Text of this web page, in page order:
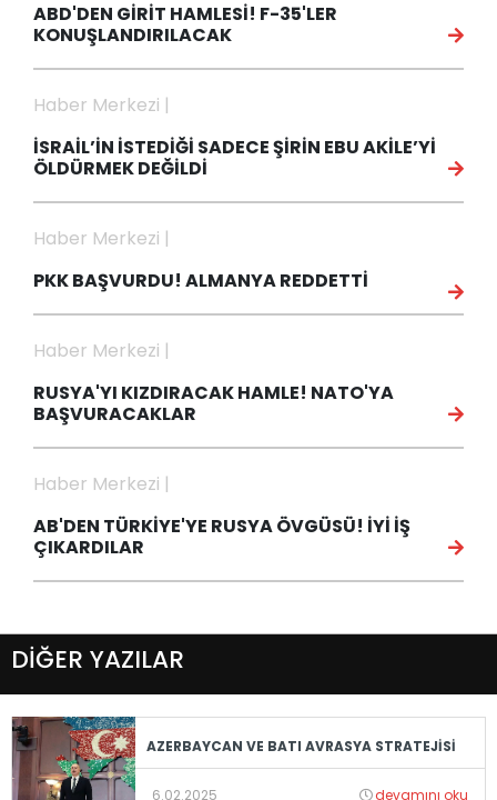
ABD'DEN GİRİT HAMLESİ! F-35'LER
KONUŞLANDIRILACAK
Haber Merkezi |
İSRAİL’İN İSTEDİĞİ SADECE ŞİRİN EBU AKİLE’Yİ
ÖLDÜRMEK DEĞİLDİ
Haber Merkezi |
PKK BAŞVURDU! ALMANYA REDDETTİ
Haber Merkezi |
RUSYA'YI KIZDIRACAK HAMLE! NATO'YA
BAŞVURACAKLAR
Haber Merkezi |
AB'DEN TÜRKİYE'YE RUSYA ÖVGÜSÜ! İYİ İŞ
ÇIKARDILAR
DİĞER YAZILAR
AZERBAYCAN VE BATI AVRASYA STRATEJİSİ
6.02.2025 devamını oku